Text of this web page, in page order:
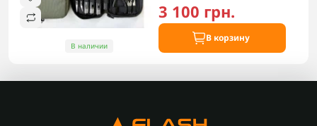
В наличии
3 100 грн.
В корзину